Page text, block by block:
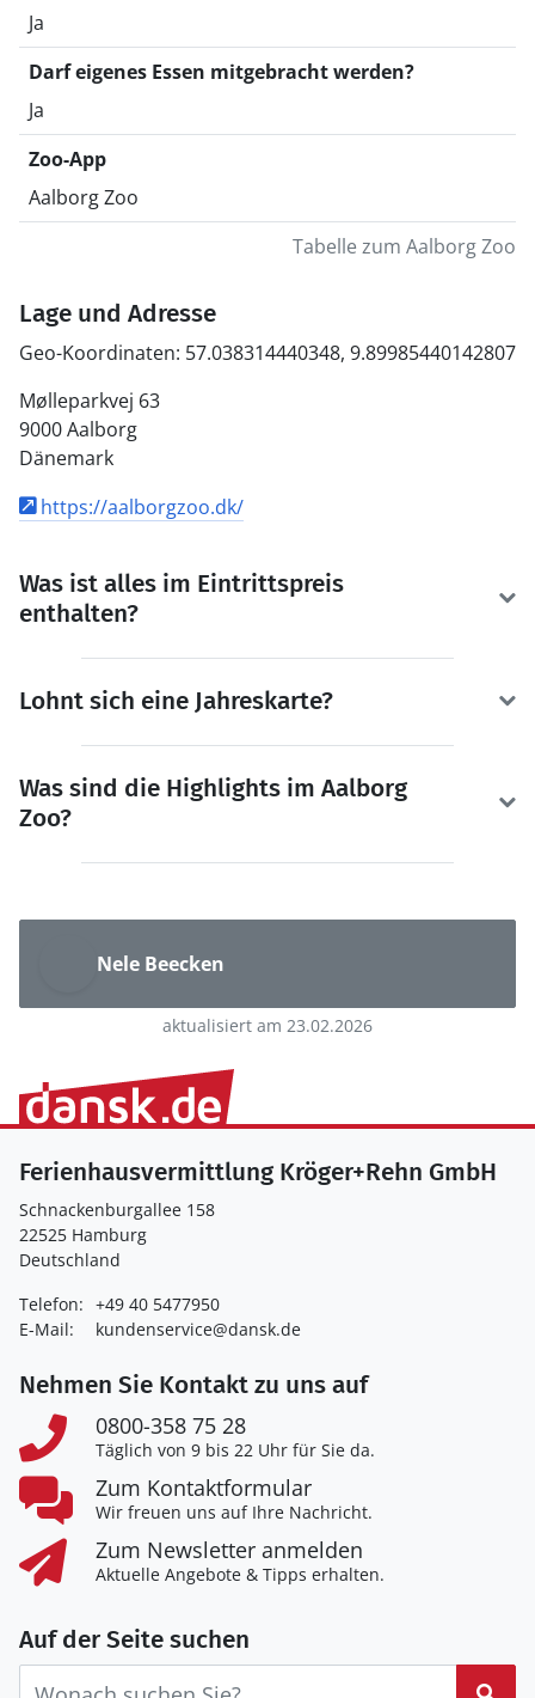
Tabelle zum Aalborg Zoo
Ja
Darf eigenes Essen mitgebracht werden?
Ja
Zoo-App
Aalborg Zoo
Lage und Adresse
Geo-Koordinaten: 57.038314440348, 9.89985440142807
Mølleparkvej 63
9000 Aalborg
Dänemark
https://aalborgzoo.dk/
Was ist alles im Eintrittspreis
enthalten?
Lohnt sich eine Jahreskarte?
Was sind die Highlights im Aalborg
Zoo?
Nele Beecken
aktualisiert am 23.02.2026
Ferienhausvermittlung Kröger+Rehn GmbH
Schnackenburgallee 158
22525 Hamburg
Deutschland
Telefon: +49 40 5477950
E-Mail:
kundenservice@dansk.de
Nehmen Sie Kontakt zu uns auf
0800-358 75 28
Täglich von 9 bis 22 Uhr für Sie da.
Zum Kontaktformular
Wir freuen uns auf Ihre Nachricht.
Zum Newsletter anmelden
Aktuelle Angebote & Tipps erhalten.
Auf der Seite suchen